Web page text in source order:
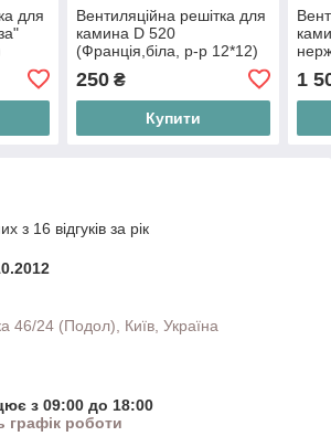
для
Вентиляційна решітка для
камина D 520
(Франція,біла, р-р 12*12)
250₴
Купити
1
з 16 відгуків за рік
46/24 (Подол), Київ, Україна
з 09:00 до 18:00
графік роботи